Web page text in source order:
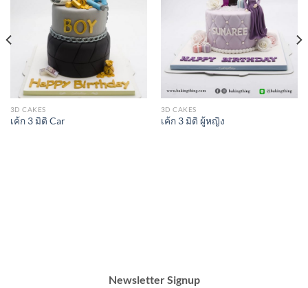
3D CAKES
เค้ก 3 มิติ Car
3D CAKES
เค้ก 3 มิติ ผู้หญิง
Newsletter Signup